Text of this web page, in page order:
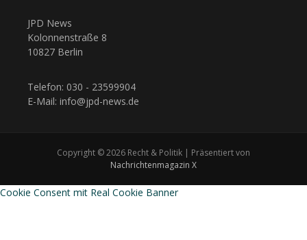
JPD News
Kolonnenstraße 8
10827 Berlin
Telefon: 030 - 23599904
E-Mail: info@jpd-news.de
Copyright © 2026 Recht & Politik | Präsentiert von
Nachrichtenmagazin X
Cookie Consent mit Real Cookie Banner